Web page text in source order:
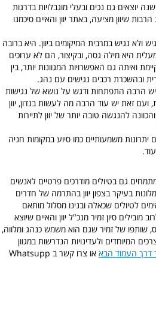
יוצאים גם נכים ובעלי מוגבלויות בדרגות
שיוון מציעה, באתר יוון והאיים סיכמנו
ולא נגיש במרבית המיקומים ביוון. היא ברובה
היא מילה גסה, ובקיצור, הם לא ערוכים
ואיתה גם האפשרויות המגוונות יותר, בין
ובהשכרת רכבים נגישים עם נהג.
יש הרבה התפתחות ודגש על נושא של נגישות
ועם זאת יש עוד הרבה מה לעשות בנדון, יוון
להנגשה טובה יותר של יוון לתיירות
משמעותיים כמו סיוע במקומות חניה
גם בטיולים מודרכים פרטיים לאנשים
בעיקר בצפון יוון בהתרמה של חדרים
לטיולים שכאלה ובנינו מסלול מותאם
סיון זמיר מנכ"ל יוון והאיים שיוצא
שותפו של זמיר שגם הוא משמש כנהג ומלווה,
המיוחדים ולעדינויות הנדרשות במגוון
דרך העמוד הבא
או צרו קשר ב Whatsupp